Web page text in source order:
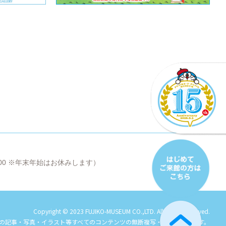
※年末年始はお休みします）
Copyright © 2023 FUJIKO-MUSEUM CO.,LTD. All Rights Reserved.
記事・写真・イラスト等すべてのコンテンツの無断複写・転載を禁じます。